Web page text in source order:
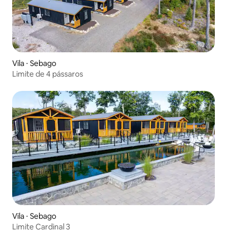
Vila ⋅ Sebago
Limite de 4 pássaros
Vila ⋅ Sebago
Limite Cardinal 3